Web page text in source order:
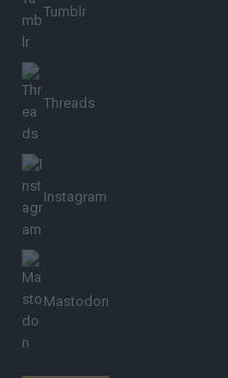
Tumblr
Threads
Instagram
Mastodon